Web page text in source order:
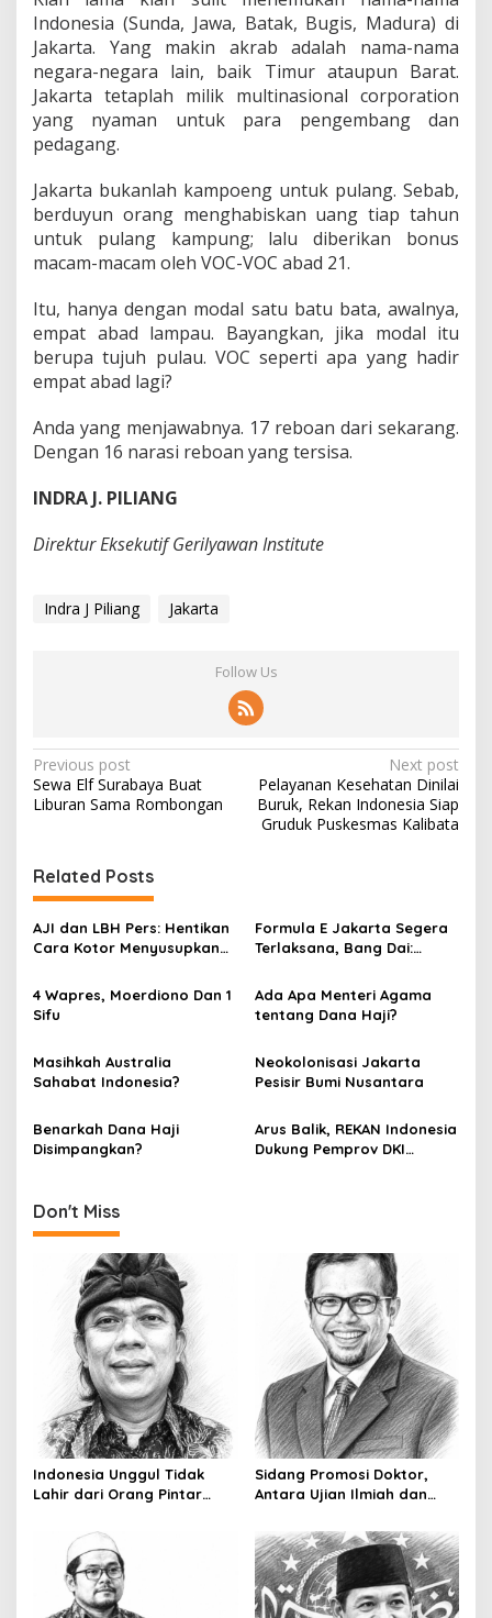
Indonesia (Sunda, Jawa, Batak, Bugis, Madura) di
Jakarta. Yang makin akrab adalah nama-nama
negara-negara lain, baik Timur ataupun Barat.
Jakarta tetaplah milik multinasional corporation
yang nyaman untuk para pengembang dan
pedagang.
Jakarta bukanlah kampoeng untuk pulang. Sebab,
berduyun orang menghabiskan uang tiap tahun
untuk pulang kampung; lalu diberikan bonus
macam-macam oleh VOC-VOC abad 21.
Itu, hanya dengan modal satu batu bata, awalnya,
empat abad lampau. Bayangkan, jika modal itu
berupa tujuh pulau. VOC seperti apa yang hadir
empat abad lagi?
Anda yang menjawabnya. 17 reboan dari sekarang.
Dengan 16 narasi reboan yang tersisa.
INDRA J. PILIANG
Direktur Eksekutif Gerilyawan Institute
Indra J Piliang Jakarta
Follow Us
P
o
t
n
a
v
i
g
t
o
Previous post
Sewa Elf Surabaya Buat
Liburan Sama Rombongan
Next post
Pelayanan Kesehatan Dinilai
Buruk, Rekan Indonesia Siap
Gruduk Puskesmas Kalibata
Related Posts
AJI dan LBH Pers: Hentikan
Cara Kotor Menyusupkan
Formula E Jakarta Segera
Terlaksana, Bang Dai:
4 Wapres, Moerdiono Dan 1
Sifu
Ada Apa Menteri Agama
tentang Dana Haji?
Masihkah Australia
Sahabat Indonesia?
Neokolonisasi Jakarta
Pesisir Bumi Nusantara
Benarkah Dana Haji
Disimpangkan?
Arus Balik, REKAN Indonesia
Dukung Pemprov DKI
Don't Miss
Indonesia Unggul Tidak
Lahir dari Orang Pintar
Sidang Promosi Doktor,
Antara Ujian Ilmiah dan